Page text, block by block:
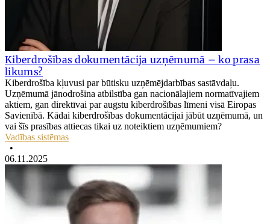
Kiberdrošības dokumentācija uzņēmumā – ko prasa
likums?
Kiberdrošība kļuvusi par būtisku uzņēmējdarbības sastāvdaļu.
Uzņēmumā jānodrošina atbilstība gan nacionālajiem normatīvajiem
aktiem, gan direktīvai par augstu kiberdrošības līmeni visā Eiropas
Savienībā. Kādai kiberdrošības dokumentācijai jābūt uzņēmumā, un
vai šīs prasības attiecas tikai uz noteiktiem uzņēmumiem?
Vadības sistēmas
•
06.11.2025